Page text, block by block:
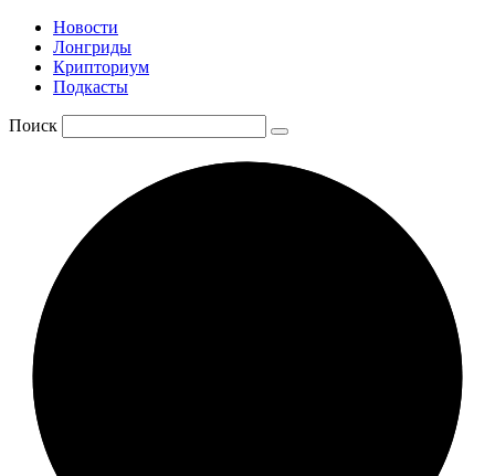
Новости
Лонгриды
Крипториум
Подкасты
Поиск